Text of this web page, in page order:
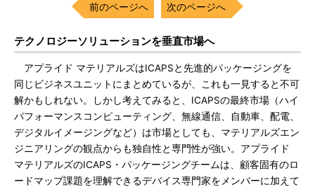
前のページへ 次のページへ
テクノロジーソリューションを垂直市場へ
アプライド マテリアルズはICAPSと先進的パッケージングを
同じビジネスユニットにまとめているが、これも一見すると不可
解かもしれない。しかし考えてみると、ICAPSの最終市場（ハイ
パフォーマンスコンピューティング、無線通信、自動車、配電、
デジタルイメージングなど）は市場としても、マテリアルズエン
ジニアリングの観点からも独自性と専門性が強い。アプライド
マテリアルズのICAPS・パッケージングチームは、顧客固有のロ
ードマップ課題を理解できるデバイス専門家をメンバーに加えて